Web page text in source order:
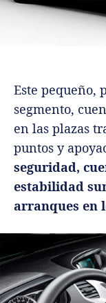
Este pequeño,
segmento,
en las plazas
puntos y
seguridad,
estabilidad
arranques en